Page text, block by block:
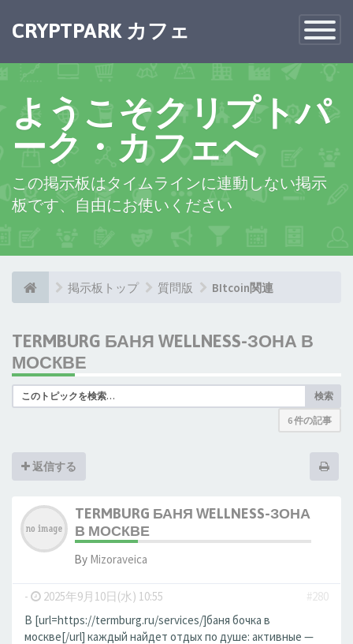
Toggle
CRYPTPARK カフェ
ようこそクリプトパ
ーク・カフェへ
この掲示板はタイムラインに連動しない掲示
板です、自由にお使いください
掲示板トップ 質問版 BItcoin関連
TERMBURG БАНЯ WELLNESS-ЗОНА В
МОСКВЕ
検索
6 件の記事
返信する
TERMBURG БАНЯ WELLNESS-ЗОНА
В МОСКВЕ
By Mizoraveica
- 2025年9月10日(水) 10:55
#280
В [url=https://termburg.ru/services/]баня бочка в
москве[/url] каждый найдет отдых по душе: активные —